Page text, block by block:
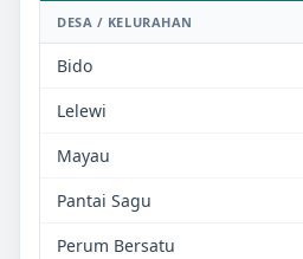
DESA / KELURAHAN
Bido
Lelewi
Mayau
Pantai Sagu
Perum Bersatu